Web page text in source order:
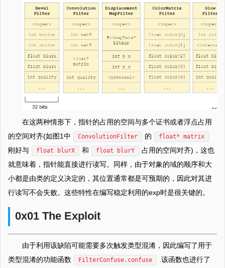
在这两种情形下，指针的占用的空间与多个证书或者浮点占用
的空间对齐(如图1中
ConvolutionFilter 的 float* matrix
刚好与 float blurX 和 float blurY
占用的空间对齐)，这也
就意味着，指针能直接进行读写。同样，由于对象的域的顺序和大
小都是由类的定义决定的，其位置通常都是可预期的，因此对其进
行读写不会失败。这些特性在编写稳定利用的exp时是很关键的。
0x01 The Exploit
由于利用该缺陷可能需要多次触发类型混淆，因此编写了用于
类型混淆的功能函数
FilterConfuse.confuse
.该函数也进行了